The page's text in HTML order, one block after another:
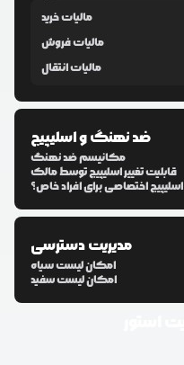
مالیات خرید
مالیات فروش
مالیات انتقال
ضد نهنگ و اسلیپیج
مکانیسم ضد نهنگ
قابلیت تغییر اسلیپیج توسط مالک
اسلیپیج اختصاصی برای افراد خاص؟
مدیریت دسترسی
امکان لیست سیاه
امکان لیست سفید